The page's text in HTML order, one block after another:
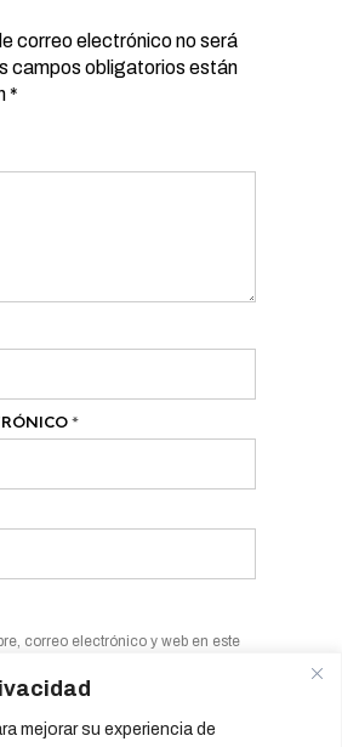
mejorar su experiencia de
correo electrónico no será
campos obligatorios están
*
*
correo electrónico y web en este